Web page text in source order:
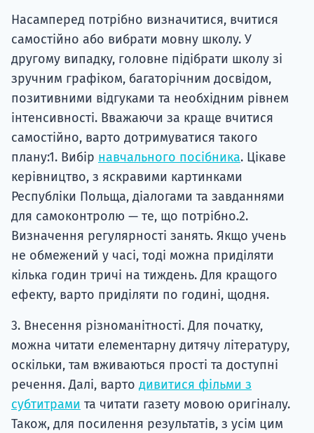
Насамперед потрібно визначитися, вчитися
самостійно або вибрати мовну школу. У
другому випадку, головне підібрати школу зі
зручним графіком, багаторічним досвідом,
позитивними відгуками та необхідним рівнем
інтенсивності. Вважаючи за краще вчитися
самостійно, варто дотримуватися такого
плану:1. Вибір навчального посібника. Цікаве
керівництво, з яскравими картинками
Республіки Польща, діалогами та завданнями
для самоконтролю — те, що потрібно.2.
Визначення регулярності занять. Якщо учень
не обмежений у часі, тоді можна приділяти
кілька годин тричі на тиждень. Для кращого
ефекту, варто приділяти по годині, щодня.
3. Внесення різноманітності. Для початку,
можна читати елементарну дитячу літературу,
оскільки, там вживаються прості та доступні
речення. Далі, варто дивитися фільми з
субтитрами та читати газету мовою оригіналу.
Також, для посилення результатів, з усім цим